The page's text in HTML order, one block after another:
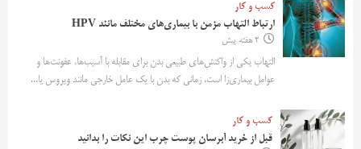
کسب و کار
ارتباط التهاب مزمن با بیماری‌های مختلف مانند HPV
2 هفته پیش
التهاب یکی از واکنش‌های طبیعی بدن برای مقابله با آسیب‌ها، عفونت‌ها و
عوامل بیماری‌زا است. زمانی که بدن با یک عامل خارجی مانند ویروس یا...
کسب و کار
قبل از خرید آبرسان پوست چرب این نکات را بدانید